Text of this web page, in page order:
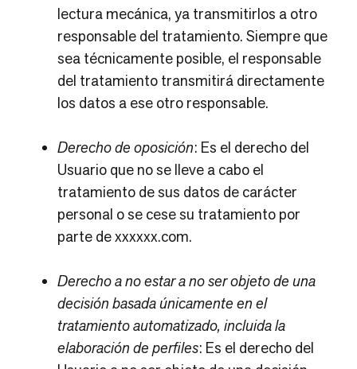
lectura mecánica, ya transmitirlos a otro
responsable del tratamiento. Siempre que
sea técnicamente posible, el responsable
del tratamiento transmitirá directamente
los datos a ese otro responsable.
Derecho de oposición: Es el derecho del
Usuario que no se lleve a cabo el
tratamiento de sus datos de carácter
personal o se cese su tratamiento por
parte dexxxxxx.com.
Derecho a no estar a no ser objeto de una
decisión basada únicamente en el
tratamiento automatizado, incluida la
elaboración de perfiles: Es el derecho del